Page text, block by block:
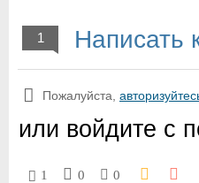
1 Написать
Пожалуйста,
или войдите с
1 0 0